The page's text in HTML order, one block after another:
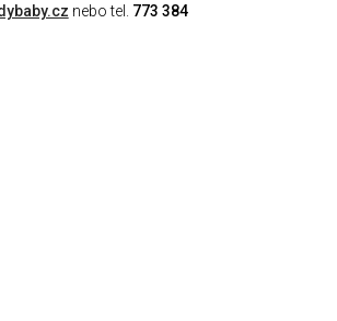
nebo tel. 773 384